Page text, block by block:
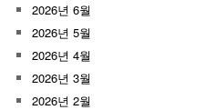
2026년 6월
2026년 5월
2026년 4월
2026년 3월
2026년 2월